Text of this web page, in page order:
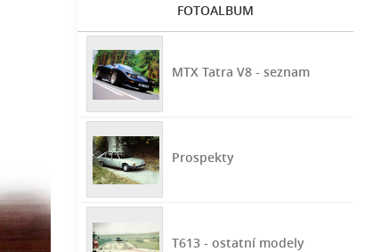
FOTOALBUM
MTX Tatra V8 - seznam
Prospekty
T613 - ostatní modely